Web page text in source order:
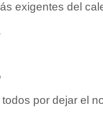
exigentes del
por dejar el